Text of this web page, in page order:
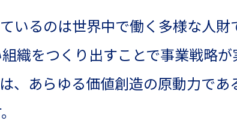
いるのは世界中で働く多様な人
織をつくり出すことで事業戦略
、あらゆる価値創造の原動力で